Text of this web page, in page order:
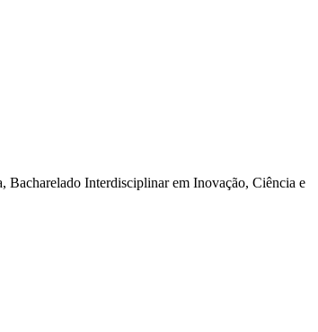
Bacharelado Interdisciplinar em Inovação, Ciência e